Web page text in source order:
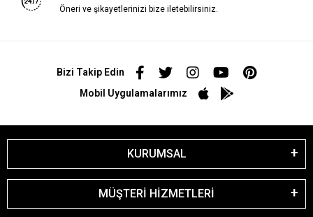
Öneri ve şikayetlerinizi bize iletebilirsiniz.
Bizi Takip Edin
Mobil Uygulamalarımız
KURUMSAL
MÜŞTERİ HİZMETLERİ